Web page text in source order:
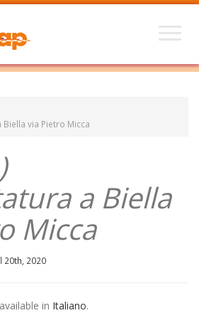
via Pietro Micca
a Biella
Micca
20th, 2020
in Italiano.